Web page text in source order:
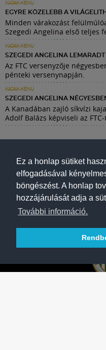
Ez a honlap sütiket
elfogadásával
böngészést. A honlap
hozzájárulását adja a
További információ.
KAJAK-KENU
EGYRE KÖZELEBB A
Minden várakozást
Szegedi Angelina első teljes
KAJAK-KENU
SZEGEDI ANGELINA
Az FTC versenyzője
pénteki versenynapján.
KAJAK-KENU
SZEGEDI ANGELINA
A Kanadában zajló síkvízi
Adolf Balázs képviseli az FTC-